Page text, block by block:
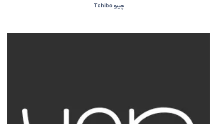
چیبو Tchibo